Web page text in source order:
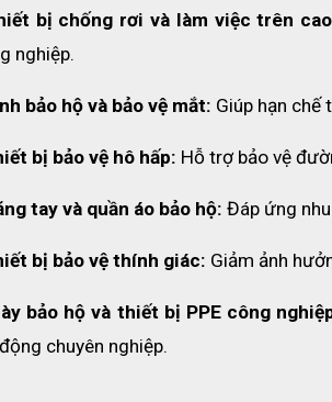
bị chống rơi và làm việc trên
nghiệp.
bảo hộ và bảo vệ mắt: Giúp hạn
bị bảo vệ hô hấp: Hỗ trợ bảo vệ
tay và quần áo bảo hộ: Đáp ứng
bị bảo vệ thính giác: Giảm ảnh
bảo hộ và thiết bị PPE công
chuyên nghiệp.